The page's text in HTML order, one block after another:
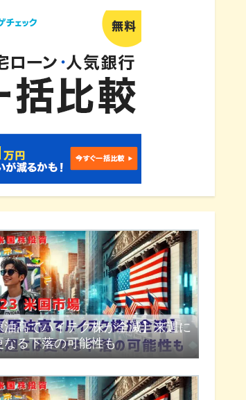
油高でハイテク株が全滅】来週に
なる下落の可能性も